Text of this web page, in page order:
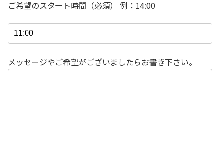
ご希望のスタート時間（必須） 例：14:00
メッセージやご希望がございましたらお書き下さい。